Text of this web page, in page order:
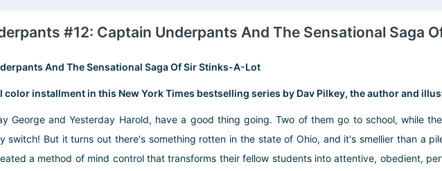
#12: Captain Underpants And The Sensational Saga
And The Sensational Saga Of Sir Stinks-A-Lot
installment in this New York Times bestselling series by Dav Pilkey, the author and
George and Yesterday Harold, have a good thing going. Two of them go to school, while
switch! But it turns out there's something rotten in the state of Ohio, and it's smellier than a
a method of mind control that transforms their fellow students into attentive, obedient,